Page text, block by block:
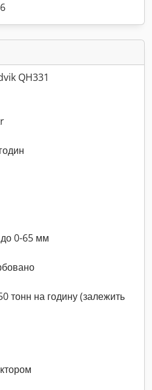
QH331
до 0-65 мм
тонн на годину (залежить